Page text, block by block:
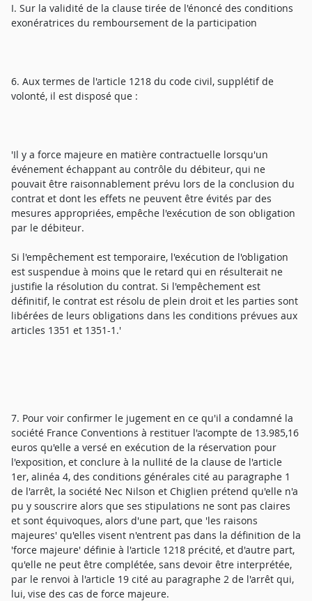
I. Sur la validité de la clause tirée de l'énoncé des conditions
exonératrices du remboursement de la participation
6. Aux termes de l'article 1218 du code civil, supplétif de
volonté, il est disposé que :
'Il y a force majeure en matière contractuelle lorsqu'un
événement échappant au contrôle du débiteur, qui ne
pouvait être raisonnablement prévu lors de la conclusion du
contrat et dont les effets ne peuvent être évités par des
mesures appropriées, empêche l'exécution de son obligation
par le débiteur.
Si l'empêchement est temporaire, l'exécution de l'obligation
est suspendue à moins que le retard qui en résulterait ne
justifie la résolution du contrat. Si l'empêchement est
définitif, le contrat est résolu de plein droit et les parties sont
libérées de leurs obligations dans les conditions prévues aux
articles 1351 et 1351-1.'
7. Pour voir confirmer le jugement en ce qu'il a condamné la
société France Conventions à restituer l'acompte de 13.985,16
euros qu'elle a versé en exécution de la réservation pour
l'exposition, et conclure à la nullité de la clause de l'article
1er, alinéa 4, des conditions générales cité au paragraphe 1
de l'arrêt, la société Nec Nilson et Chiglien prétend qu'elle n'a
pu y souscrire alors que ses stipulations ne sont pas claires
et sont équivoques, alors d'une part, que 'les raisons
majeures' qu'elles visent n'entrent pas dans la définition de la
'force majeure' définie à l'article 1218 précité, et d'autre part,
qu'elle ne peut être complétée, sans devoir être interprétée,
par le renvoi à l'article 19 cité au paragraphe 2 de l'arrêt qui,
lui, vise des cas de force majeure.